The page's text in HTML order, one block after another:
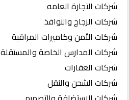
شركات التجارة العامه
شركات الزجاج والنوافذ
شركات الأمن وكاميرات المراقبة
شركات المدارس الخاصة والمستقلة
شركات العقارات
شركات الشحن والنقل